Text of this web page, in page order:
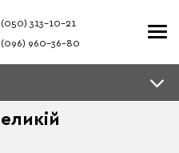
313–10-21
(096) 960–36-80